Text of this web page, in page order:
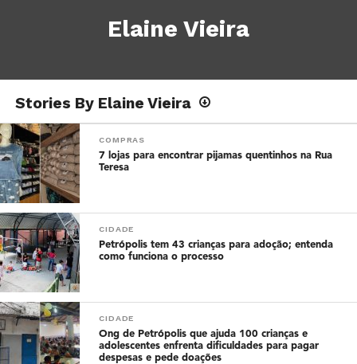
Elaine Vieira
Stories By Elaine Vieira
COMPRAS
7 lojas para encontrar pijamas quentinhos na Rua
Teresa
CIDADE
Petrópolis tem 43 crianças para adoção; entenda
como funciona o processo
CIDADE
Ong de Petrópolis que ajuda 100 crianças e
adolescentes enfrenta dificuldades para pagar
despesas e pede doações